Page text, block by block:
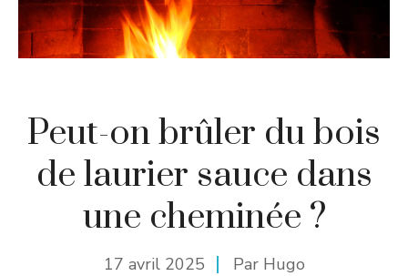
Peut-on brûler du bois
de laurier sauce dans
une cheminée ?
17 avril 2025 Par Hugo